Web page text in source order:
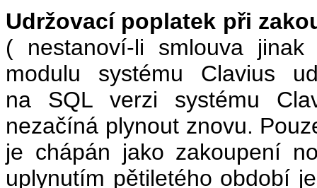
Udržovací poplatek při
( nestanoví-li smlouva
modulu systému Clavius
na SQL verzi systému
nezačíná plynout znovu.
je chápán jako zakoupení
uplynutím pětiletého období